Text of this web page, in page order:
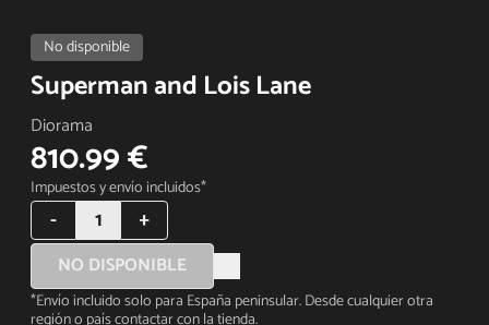
No disponible
Superman and Lois Lane
Diorama
810.99 €
Impuestos y envío incluidos*
- 1 +
NO DISPONIBLE
*Envío incluido solo para España peninsular. Desde cualquier otra
región o país contactar con la tienda.